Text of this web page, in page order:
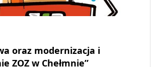
oraz modernizacja i
ZOZ w Chełmnie”